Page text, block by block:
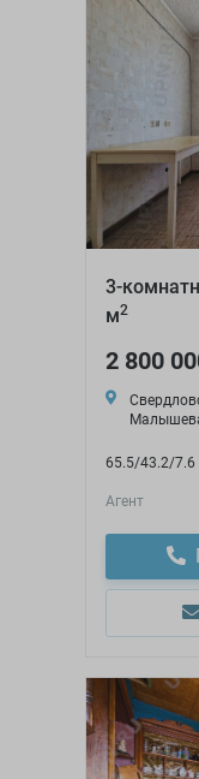
3-
м2
2 800
65.5/43.2/7.6
Агент